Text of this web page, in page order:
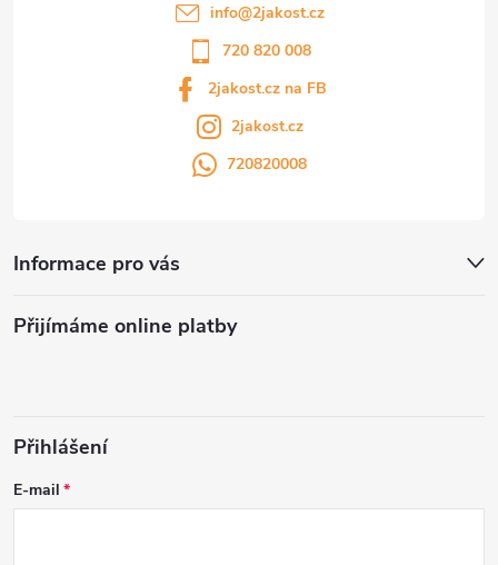
info@2jakost.cz
720 820 008
2jakost.cz na FB
2jakost.cz
720820008
Informace pro vás
Přijímáme online platby
Přihlášení
E-mail